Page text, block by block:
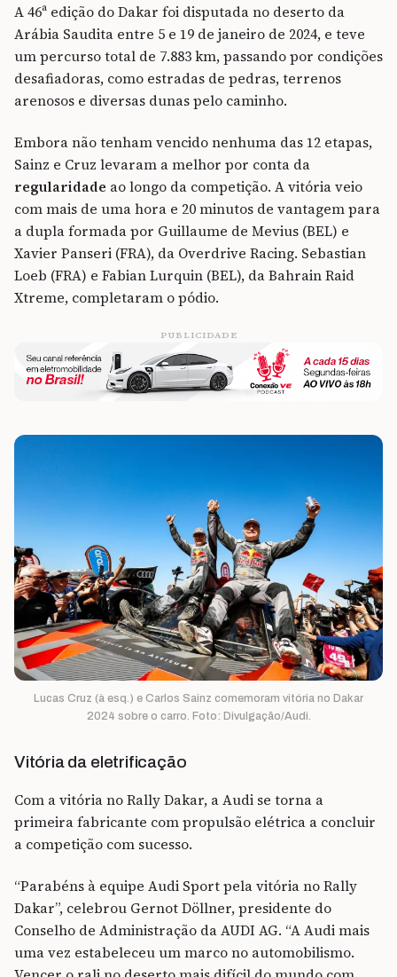
A 46ª edição do Dakar foi disputada no deserto da
Arábia Saudita entre 5 e 19 de janeiro de 2024, e teve
um percurso total de 7.883 km, passando por condições
desafiadoras, como estradas de pedras, terrenos
arenosos e diversas dunas pelo caminho.
Embora não tenham vencido nenhuma das 12 etapas,
Sainz e Cruz levaram a melhor por conta da
regularidade ao longo da competição. A vitória veio
com mais de uma hora e 20 minutos de vantagem para
a dupla formada por Guillaume de Mevius (BEL) e
Xavier Panseri (FRA), da Overdrive Racing. Sebastian
Loeb (FRA) e Fabian Lurquin (BEL), da Bahrain Raid
Xtreme, completaram o pódio.
PUBLICIDADE
Lucas Cruz (à esq.) e Carlos Sainz comemoram vitória no Dakar
2024 sobre o carro. Foto: Divulgação/Audi.
Vitória da eletrificação
Com a vitória no Rally Dakar, a Audi se torna a
primeira fabricante com propulsão elétrica a concluir
a competição com sucesso.
“Parabéns à equipe Audi Sport pela vitória no Rally
Dakar”, celebrou Gernot Döllner, presidente do
Conselho de Administração da AUDI AG. “A Audi mais
uma vez estabeleceu um marco no automobilismo.